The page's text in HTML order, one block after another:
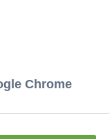
Chrome